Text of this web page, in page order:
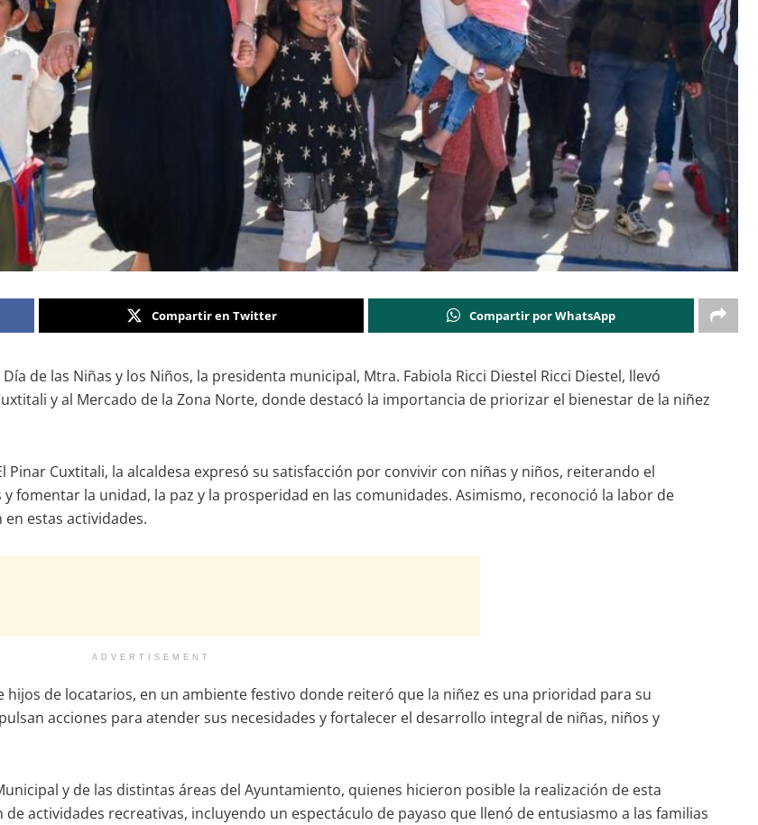
Compartir en Twitter Compartir por WhatsApp
de las Niñas y los Niños, la presidenta municipal, Mtra. Fabiola Ricci Diestel Ricci Diestel, llevó
y al Mercado de la Zona Norte, donde destacó la importancia de priorizar el bienestar de la niñez
Pinar Cuxtitali, la alcaldesa expresó su satisfacción por convivir con niñas y niños, reiterando el
la unidad, la paz y la prosperidad en las comunidades. Asimismo, reconoció la labor de
estas actividades.
ADVERTISEMENT
hijos de locatarios, en un ambiente festivo donde reiteró que la niñez es una prioridad para su
acciones para atender sus necesidades y fortalecer el desarrollo integral de niñas, niños y
y de las distintas áreas del Ayuntamiento, quienes hicieron posible la realización de esta
actividades recreativas, incluyendo un espectáculo de payaso que llenó de entusiasmo a las familias